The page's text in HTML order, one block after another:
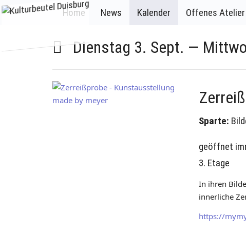
Home News Kalender Offenes Atelier
Dienstag 3. Sept. —
Sparte:
geöffnet
3. Etage
In ihren
innerliche
https://